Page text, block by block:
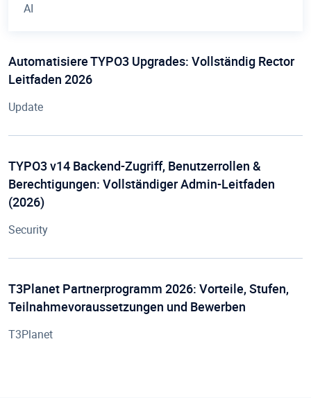
AI
Automatisiere TYPO3 Upgrades: Vollständig Rector
Leitfaden 2026
Update
TYPO3 v14 Backend-Zugriff, Benutzerrollen &
Berechtigungen: Vollständiger Admin-Leitfaden
(2026)
Security
T3Planet Partnerprogramm 2026: Vorteile, Stufen,
Teilnahmevoraussetzungen und Bewerben
T3Planet